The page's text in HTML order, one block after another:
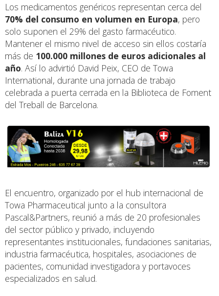
Los medicamentos genéricos representan cerca del
70% del consumo en volumen en Europa, pero
solo suponen el 29% del gasto farmacéutico.
Mantener el mismo nivel de acceso sin ellos costaría
más de 100.000 millones de euros adicionales al
año. Así lo advirtió David Peix, CEO de Towa
International, durante una jornada de trabajo
celebrada a puerta cerrada en la Biblioteca de Foment
del Treball de Barcelona.
El encuentro, organizado por el hub internacional de
Towa Pharmaceutical junto a la consultora
Pascal&Partners, reunió a más de 20 profesionales
del sector público y privado, incluyendo
representantes institucionales, fundaciones sanitarias,
industria farmacéutica, hospitales, asociaciones de
pacientes, comunidad investigadora y portavoces
especializados en salud.